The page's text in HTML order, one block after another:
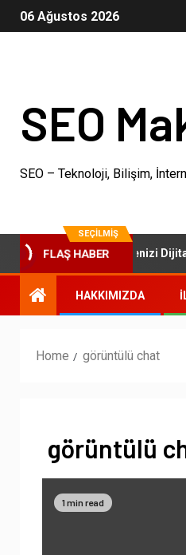
06 Ağustos 2026
SEO
SEO – Teknoloji, Bilişim,
SEÇILMIŞ
FLAŞ HABER
SEO Paketleri: İşletmenizi Dijital
HAKKIMIZDA
Home görüntülü chat
görüntülü
1 min read